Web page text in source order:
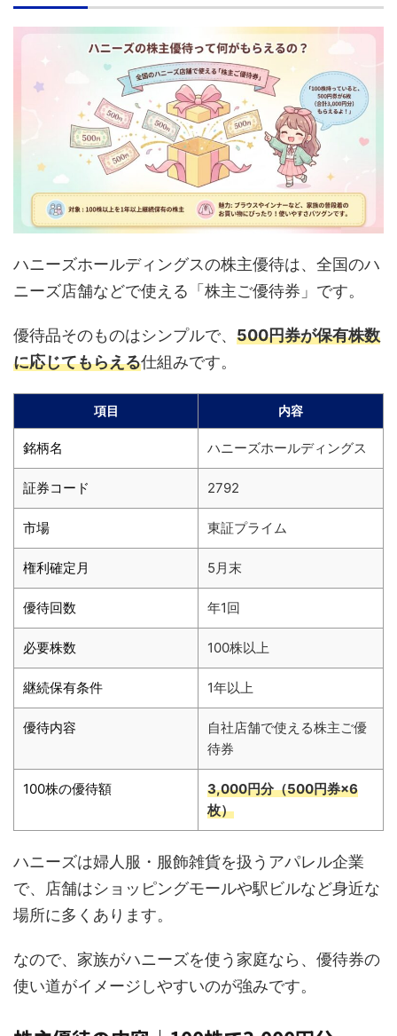
ハニーズホールディングスの株主優待は、全国のハ
ニーズ店舗などで使える「株主ご優待券」です。
優待品そのものはシンプルで、 500円券が保有株数
に応じてもらえる仕組みです。
項目 内容
銘柄名 ハニーズホールディングス
証券コード 2792
市場 東証プライム
権利確定月 5月末
優待回数 年1回
必要株数 100株以上
継続保有条件 1年以上
優待内容
自社店舗で使える株主ご優
待券
100株の優待額
3,000円分（500円券×6
枚）
ハニーズは婦人服・服飾雑貨を扱うアパレル企業
で、店舗はショッピングモールや駅ビルなど身近な
場所に多くあります。
なので、家族がハニーズを使う家庭なら、優待券の
使い道がイメージしやすいのが強みです。